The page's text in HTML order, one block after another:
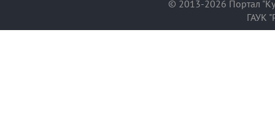
© 2013-2026 Портал
ГАУК